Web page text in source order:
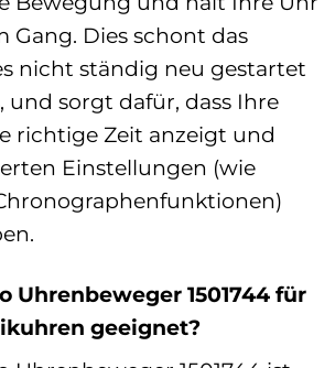
Gang. Dies schont das
nicht ständig neu gestartet
und sorgt dafür, dass Ihre
richtige Zeit anzeigt und
Einstellungen (wie
Uhrenbeweger 1501744 für
geeignet?